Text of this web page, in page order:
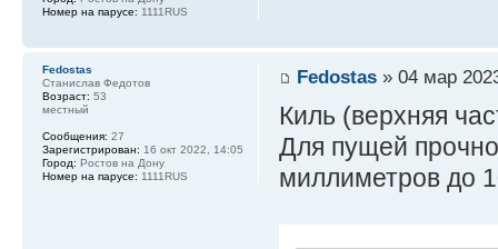
Номер на парусе: 1111RUS
Fedostas» 04 мар
Киль (верхняя
Для пущей
миллиметров до
Fedostas
Станислав Федотов
Возраст: 53
местный
Сообщения: 27
Зарегистрирован: 16 окт 2022, 14:05
Город: Ростов на Дону
Номер на парусе: 1111RUS